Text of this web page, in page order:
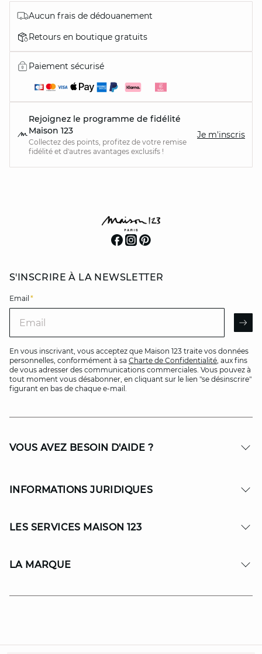
Aucun frais de dédouanement
Retours en boutique gratuits
Paiement sécurisé
Rejoignez le programme de fidélité
Maison 123
Collectez des points, profitez de votre remise
fidélité et d'autres avantages exclusifs !
Je m'inscris
S'INSCRIRE À LA NEWSLETTER
Email *
En vous inscrivant, vous acceptez que Maison 123 traite vos données
personnelles, conformément à sa Charte de Confidentialité, aux fins
de vous adresser des communications commerciales. Vous pouvez à
tout moment vous désabonner, en cliquant sur le lien "se désinscrire"
figurant en bas de chaque e-mail.
VOUS AVEZ BESOIN D'AIDE ?
INFORMATIONS JURIDIQUES
LES SERVICES MAISON 123
LA MARQUE